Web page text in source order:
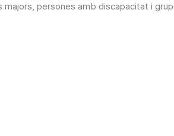
majors, persones amb discapacitat i